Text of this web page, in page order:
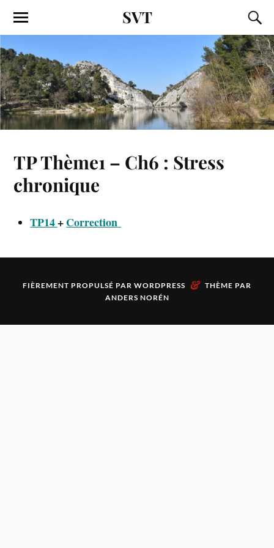
SVT
TP Thème1 – Ch6 : Stress
chronique
TP14+Correction
FIÈREMENT PROPULSÉ PAR WORDPRESS & THÈME PAR
ANDERS NORÉN